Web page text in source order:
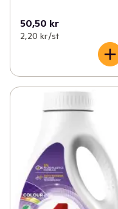
50,50 kr
2,20 kr /st